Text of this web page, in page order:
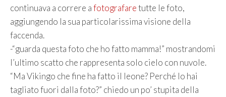
continuava a correre afotografaretutte le foto,
aggiungendo la sua particolarissima visione della
faccenda.
-“guarda questa foto che ho fatto mamma!” mostrandomi
l’ultimo scatto che rappresenta solo cielo con nuvole.
“Ma Vikingo che fine ha fatto il leone? Perché lo hai
tagliato fuori dalla foto?” chiedo un po’ stupita della